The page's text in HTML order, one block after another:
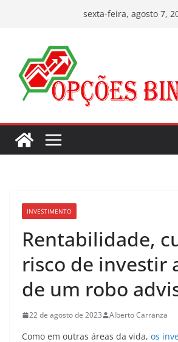
conteúdo
sexta-feira, agosto 7,
INVESTIMENTO
Rentabilidade,
risco de investir
de um robo
22 de agosto de 2023 Alberto Carranza
Como em outras áreas da vida, os